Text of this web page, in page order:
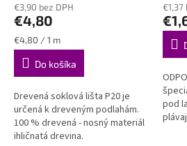
produktu
je
4,8
z
hviezdičiek.
€3,90 bez DPH
€4,80
Jednotková
cena:
€4,80 / 1 m
Do košíka
Drevená soklová lišta P20 je
určená k dreveným podlahám.
100 % drevená - nosný materiál
ihličnatá drevina.
je
4,9
€1,37
pod